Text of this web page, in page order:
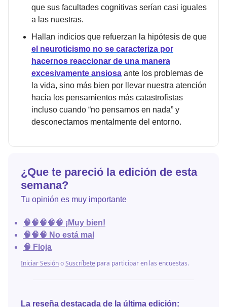
que sus facultades cognitivas serían casi iguales
a las nuestras.
Hallan indicios que refuerzan la hipótesis de que
el neuroticismo no se caracteriza por
hacernos reaccionar de una manera
excesivamente ansiosa ante los problemas de
la vida, sino más bien por llevar nuestra atención
hacia los pensamientos más catastrofistas
incluso cuando “no pensamos en nada” y
desconectamos mentalmente del entorno.
¿Que te pareció la edición de esta
semana?
Tu opinión es muy importante
🧠🧠🧠🧠🧠 ¡Muy bien!
🧠🧠🧠 No está mal
🧠 Floja
Iniciar SesiónoSuscríbete para participar en las encuestas.
La reseña destacada de la última edición: